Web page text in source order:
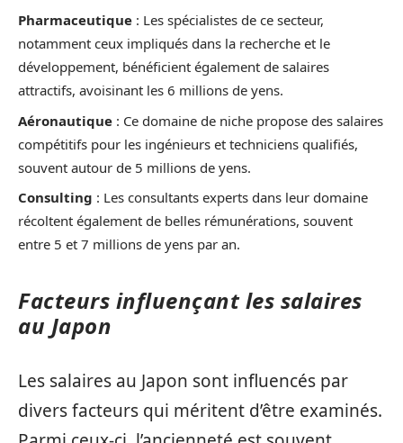
Pharmaceutique : Les spécialistes de ce secteur,
notamment ceux impliqués dans la recherche et le
développement, bénéficient également de salaires
attractifs, avoisinant les 6 millions de yens.
Aéronautique : Ce domaine de niche propose des salaires
compétitifs pour les ingénieurs et techniciens qualifiés,
souvent autour de 5 millions de yens.
Consulting : Les consultants experts dans leur domaine
récoltent également de belles rémunérations, souvent
entre 5 et 7 millions de yens par an.
Facteurs influençant les salaires
au Japon
Les salaires au Japon sont influencés par
divers facteurs qui méritent d’être examinés.